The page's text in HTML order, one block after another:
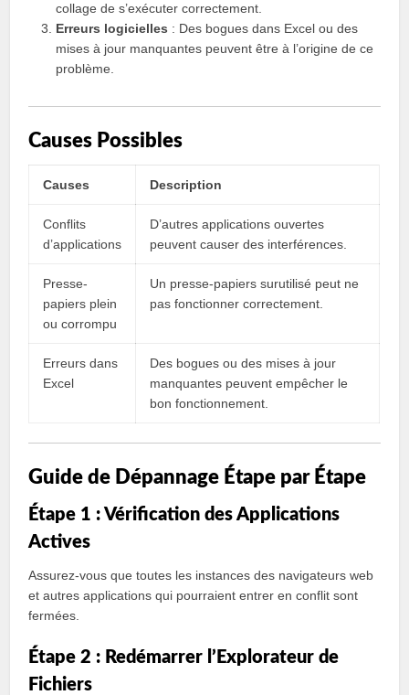
collage de s’exécuter correctement.
Erreurs logicielles : Des bogues dans Excel ou des
mises à jour manquantes peuvent être à l’origine de ce
problème.
Causes Possibles
Causes Description
Conflits
d’applications
D’autres applications ouvertes
peuvent causer des interférences.
Presse-
papiers plein
ou corrompu
Un presse-papiers surutilisé peut ne
pas fonctionner correctement.
Erreurs dans
Excel
Des bogues ou des mises à jour
manquantes peuvent empêcher le
bon fonctionnement.
Guide de Dépannage Étape par Étape
Étape 1 : Vérification des Applications
Actives
Assurez-vous que toutes les instances des navigateurs web
et autres applications qui pourraient entrer en conflit sont
fermées.
Étape 2 : Redémarrer l’Explorateur de
Fichiers